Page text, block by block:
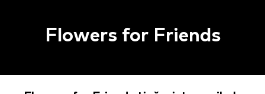
Flowers for Friends